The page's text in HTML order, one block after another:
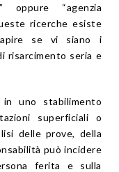
oppure “agenzia
ricerche esiste
se vi siano i
risarcimento seria e
uno stabilimento
superficiali o
delle prove, della
può incidere
ferita e sulla